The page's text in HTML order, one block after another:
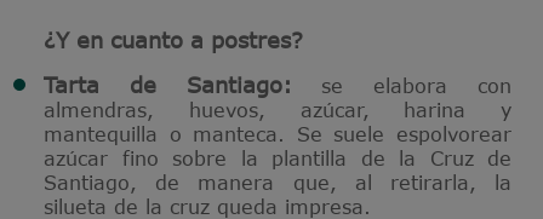
¿Y en cuanto a postres?
Tarta de Santiago: se elabora con
almendras, huevos, azúcar, harina y
mantequilla o manteca. Se suele espolvorear
azúcar fino sobre la plantilla de la Cruz de
Santiago, de manera que, al retirarla, la
silueta de la cruz queda impresa.